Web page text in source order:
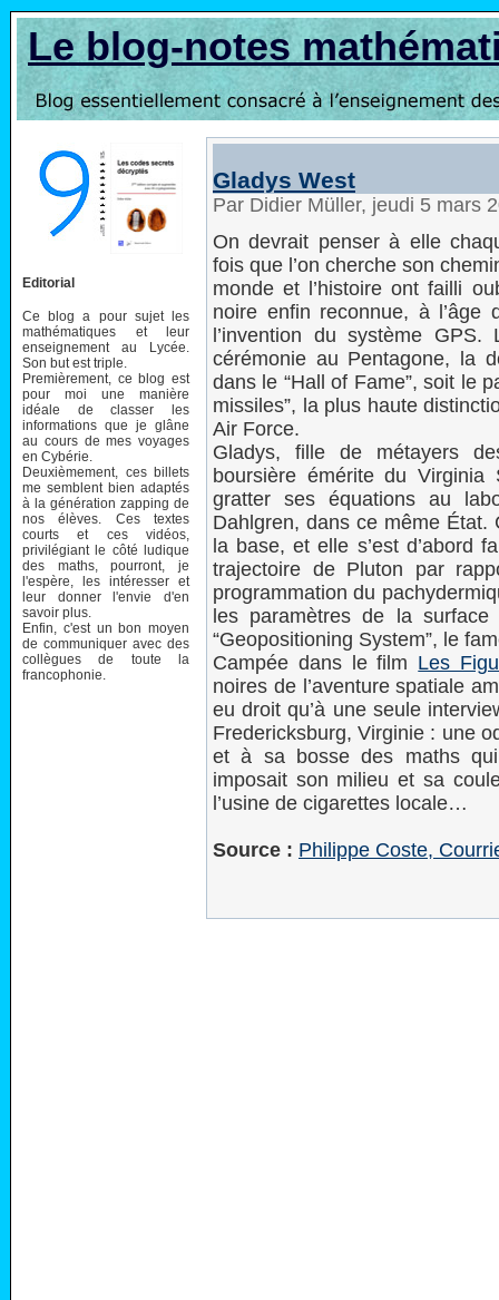
Le blog-notes
Editorial
Ce blog a pour sujet les
mathématiques et leur
enseignement au Lycée.
Son but est triple.
Premièrement, ce blog est
pour moi une manière
idéale de classer les
informations que je glâne
au cours de mes voyages
en Cybérie.
Deuxièmement, ces billets
me semblent bien adaptés
à la génération zapping de
nos élèves. Ces textes
courts et ces vidéos,
privilégiant le côté ludique
des maths, pourront, je
l'espère, les intéresser et
leur donner l'envie d'en
savoir plus.
Enfin, c'est un bon moyen
de communiquer avec des
collègues de toute la
francophonie.
Gladys West
Par Didier Müller, jeudi 5 mars
On devrait penser à elle
fois que l’on cherche son
monde et l’histoire ont failli
noire enfin reconnue, à
l’invention du système
cérémonie au Pentagone, la
dans le “Hall of Fame”, soit le
missiles”, la plus haute
Air Force.
Gladys, fille de métayers
boursière émérite du
gratter ses équations au
Dahlgren, dans ce même État.
la base, et elle s’est d’abord
trajectoire de Pluton par
programmation du
les paramètres de la
“Geopositioning System”, le
Campée dans le film Les
noires de l’aventure spatiale
eu droit qu’à une seule
Fredericksburg, Virginie : une
et à sa bosse des maths
imposait son milieu et sa
l’usine de cigarettes locale…
Source : Philippe Coste,